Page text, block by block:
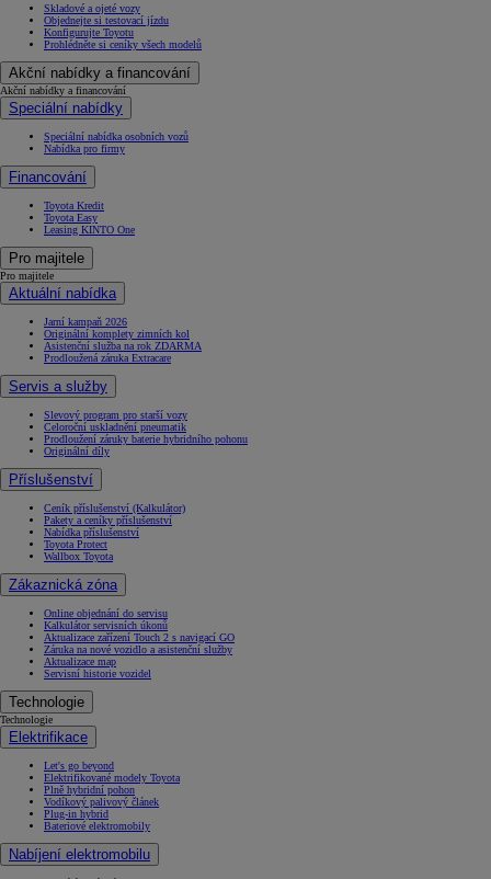
Skladové a ojeté vozy
Objednejte si testovací jízdu
Konfigurujte Toyotu
Prohlédněte si ceníky všech modelů
Akční nabídky a financování
Akční nabídky a financování
Speciální nabídky
Speciální nabídka osobních vozů
Nabídka pro firmy
Financování
Toyota Kredit
Toyota Easy
Leasing KINTO One
Pro majitele
Pro majitele
Aktuální nabídka
Jarní kampaň 2026
Originální komplety zimních kol
Asistenční služba na rok ZDARMA
Prodloužená záruka Extracare
Servis a služby
Slevový program pro starší vozy
Celoroční uskladnění pneumatik
Prodloužení záruky baterie hybridního pohonu
Originální díly
Příslušenství
Ceník příslušenství (Kalkulátor)
Pakety a ceníky příslušenství
Nabídka příslušenství
Toyota Protect
Wallbox Toyota
Zákaznická zóna
Online objednání do servisu
Kalkulátor servisních úkonů
Aktualizace zařízení Touch 2 s navigací GO
Záruka na nové vozidlo a asistenční služby
Aktualizace map
Servisní historie vozidel
Technologie
Technologie
Elektrifikace
Let's go beyond
Elektrifikované modely Toyota
Plně hybridní pohon
Vodíkový palivový článek
Plug-in hybrid
Bateriové elektromobily
Nabíjení elektromobilu